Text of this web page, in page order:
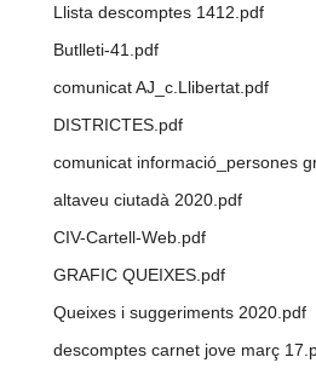
Llista descomptes 1412.pdf
Butlleti-41.pdf
comunicat AJ_c.Llibertat.pdf
DISTRICTES.pdf
comunicat informació_persones
altaveu ciutadà 2020.pdf
CIV-Cartell-Web.pdf
GRAFIC QUEIXES.pdf
Queixes i suggeriments 2020.pdf
descomptes carnet jove març